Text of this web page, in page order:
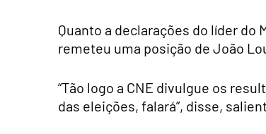
Quanto a declarações do líder do
remeteu uma posição de João
“Tão logo a CNE divulgue os
das eleições, falará”, disse,